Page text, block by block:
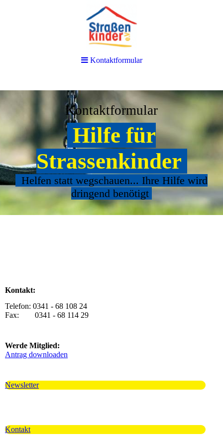
Kontaktformular
Hilfe für
Strassenkinder
Helfen statt wegschauen... Ihre Hilfe wird
dringend benötigt
Kontakt:
Telefon: 0341 - 68 108 24
Fax: 0341 - 68 114 29
Werde Mitglied:
Antrag downloaden
Newsletter
Kontakt
Kontaktformular